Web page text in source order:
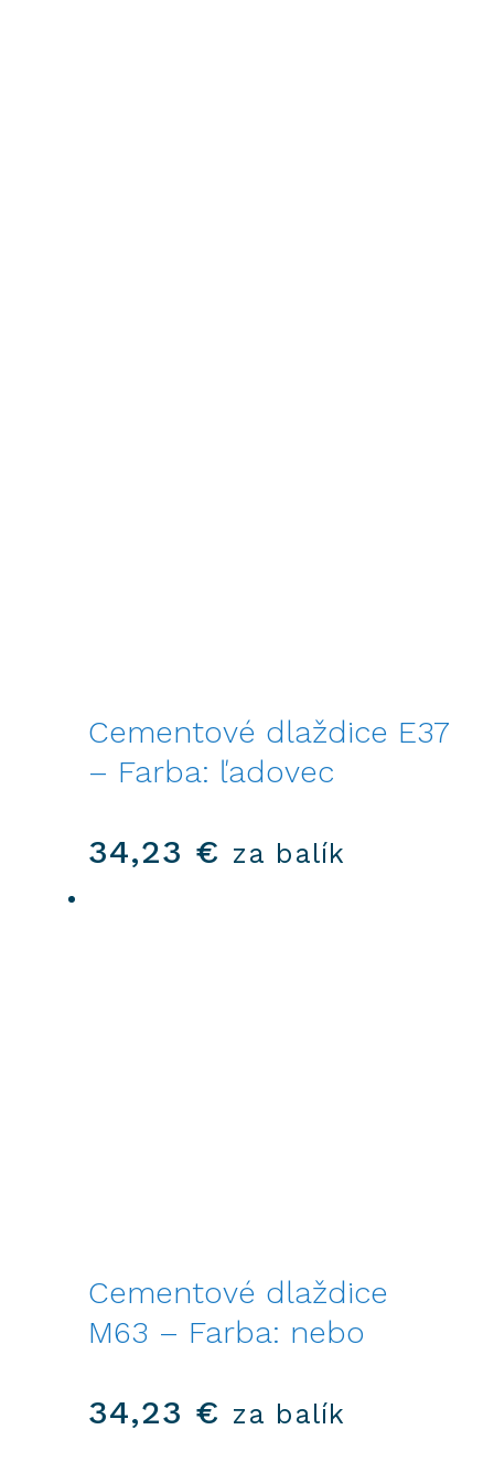
Cementové dlaždice E37
– Farba: ľadovec
34,23 € za balík
Cementové dlaždice
M63 – Farba: nebo
34,23 € za balík